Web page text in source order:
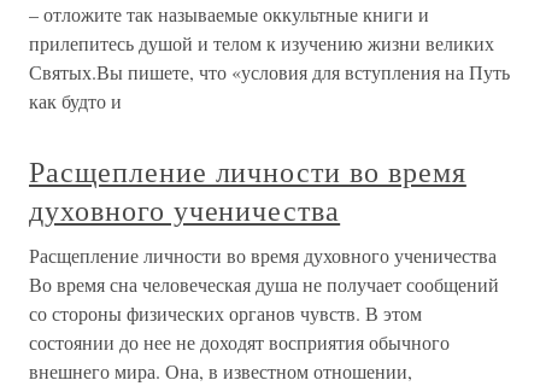
– отложите так называемые оккультные книги и
прилепитесь душой и телом к изучению жизни великих
Святых.Вы пишете, что «условия для вступления на Путь
как будто и
Расщепление личности во время
духовного ученичества
Расщепление личности во время духовного ученичества
Во время сна человеческая душа не получает сообщений
со стороны физических органов чувств. В этом
состоянии до нее не доходят восприятия обычного
внешнего мира. Она, в известном отношении,